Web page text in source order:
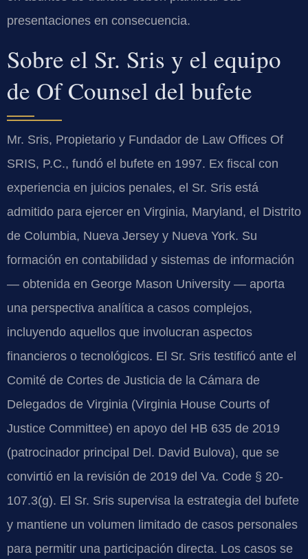
presentaciones en consecuencia.
Sobre el Sr. Sris y el equipo
de Of Counsel del bufete
Mr. Sris, Propietario y Fundador de Law Offices Of
SRIS, P.C., fundó el bufete en 1997. Ex fiscal con
experiencia en juicios penales, el Sr. Sris está
admitido para ejercer en Virginia, Maryland, el Distrito
de Columbia, Nueva Jersey y Nueva York. Su
formación en contabilidad y sistemas de información
— obtenida en George Mason University — aporta
una perspectiva analítica a casos complejos,
incluyendo aquellos que involucran aspectos
financieros o tecnológicos. El Sr. Sris testificó ante el
Comité de Cortes de Justicia de la Cámara de
Delegados de Virginia (Virginia House Courts of
Justice Committee) en apoyo del HB 635 de 2019
(patrocinador principal Del. David Bulova), que se
convirtió en la revisión de 2019 del Va. Code § 20-
107.3(g). El Sr. Sris supervisa la estrategia del bufete
y mantiene un volumen limitado de casos personales
para permitir una participación directa. Los casos se